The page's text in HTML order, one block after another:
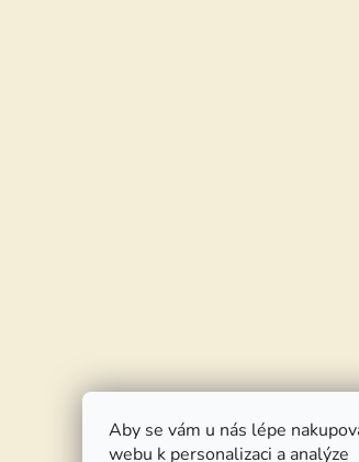
Aby se vám u nás lépe
webu k personalizaci a analýze